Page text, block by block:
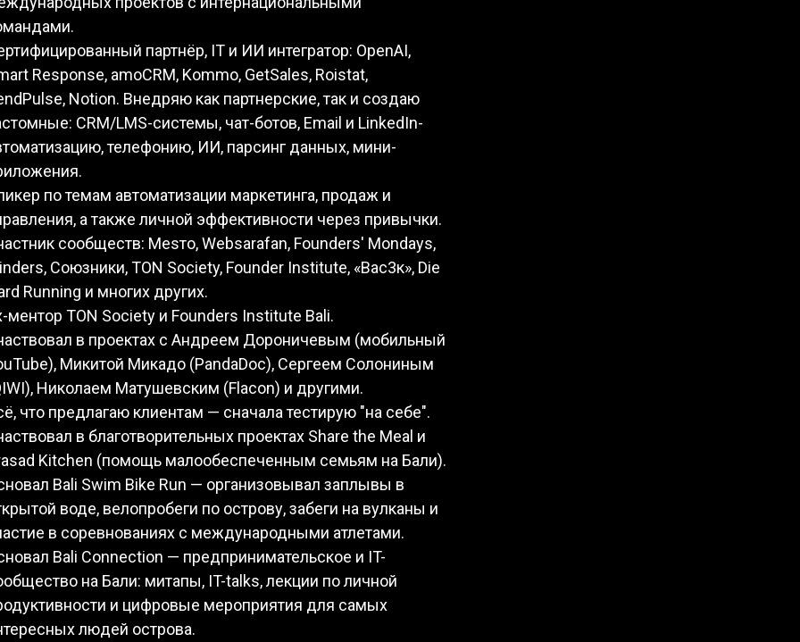
партнёр, IT и ИИ интегратор: OpenAI,
Response, amoCRM, Kommo, GetSales, Roistat,
Notion. Внедряю как партнерские, так и создаю
CRM/LMS-системы, чат-ботов, Email и LinkedIn-
телефонию, ИИ, парсинг данных, мини-
по темам автоматизации маркетинга, продаж и
а также личной эффективности через привычки.
сообществ: Меsто, Websarafan, Founders' Mondays,
Союзники, TON Society, Founder Institute, «Вас3к», Die
Running и многих других.
ментор TON Society и Founders Institute Bali.
в проектах с Андреем Дороничевым (мобильный
Микитой Микадо (PandaDoc), Сергеем Солониным
Николаем Матушевским (Flacon) и другими.
что предлагаю клиентам — сначала тестирую "на себе".
в благотворительных проектах Share the Meal и
Kitchen (помощь малообеспеченным семьям на Бали).
Bali Swim Bike Run — организовывал заплывы в
воде, велопробеги по острову, забеги на вулканы и
в соревнованиях с международными атлетами.
Bali Connection — предпринимательское и IT-
на Бали: митапы, IT-talks, лекции по личной
и цифровые мероприятия для самых
людей острова.